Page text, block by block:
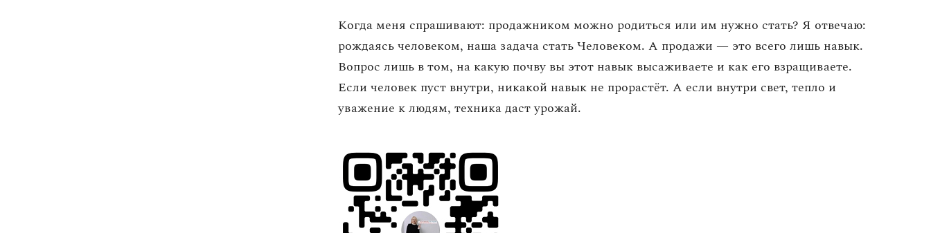
Когда меня спрашивают: продажником можно родиться или им нужно стать? Я отвечаю:
рождаясь человеком, наша задача стать Человеком. А продажи — это всего лишь навык.
Вопрос лишь в том, на какую почву вы этот навык высаживаете и как его взращиваете.
Если человек пуст внутри, никакой навык не прорастёт. А если внутри свет, тепло и
уважение к людям, техника даст урожай.